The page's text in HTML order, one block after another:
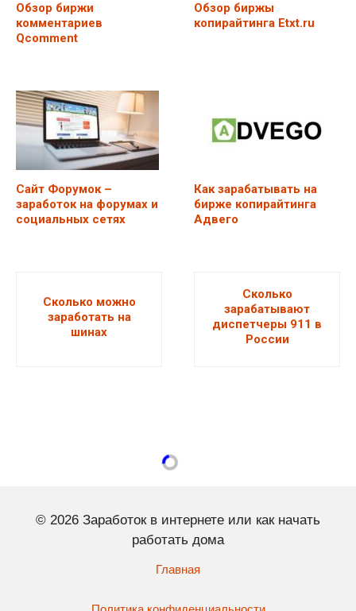
Обзор биржи
комментариев
Qcomment
Обзор биржы
копирайтинга Etxt.ru
Сайт Форумок –
заработок на форумах и
социальных сетях
Как зарабатывать на
бирже копирайтинга
Адвего
Сколько можно
заработать на
шинах
Сколько
зарабатывают
диспетчеры 911 в
России
© 2026 Заработок в интернете или как начать
работать дома
Главная